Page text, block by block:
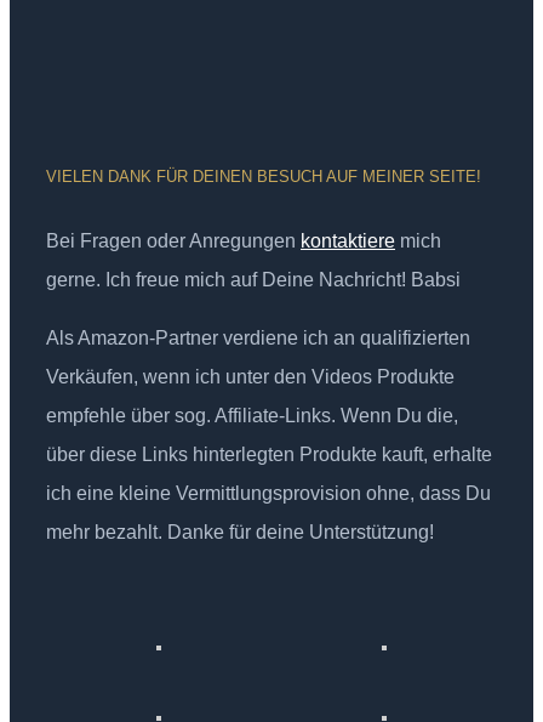
VIELEN DANK FÜR DEINEN BESUCH AUF MEINER SEITE!
Bei Fragen oder Anregungen kontaktiere mich
gerne. Ich freue mich auf Deine Nachricht! Babsi
Als Amazon-Partner verdiene ich an qualifizierten
Verkäufen, wenn ich unter den Videos Produkte
empfehle über sog. Affiliate-Links. Wenn Du die,
über diese Links hinterlegten Produkte kauft, erhalte
ich eine kleine Vermittlungsprovision ohne, dass Du
mehr bezahlt. Danke für deine Unterstützung!